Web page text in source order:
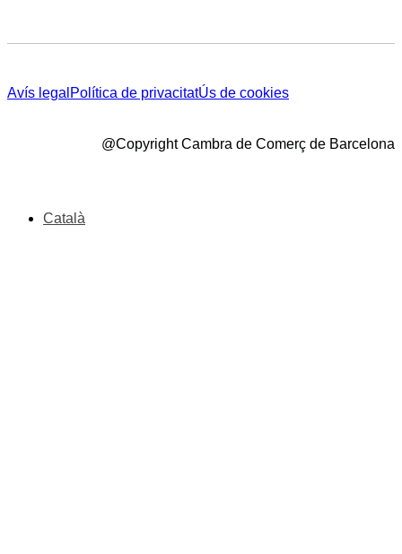
Avís legal Política de privacitatÚs de cookies
@Copyright Cambra de Comerç de Barcelona
Català